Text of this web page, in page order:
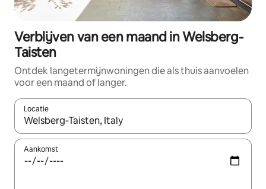
Verblijven van een maand in Welsberg-
Taisten
Ontdek langetermijnwoningen die als thuis aanvoelen
voor een maand of langer.
Locatie
Wanneer er resultaten beschikbaar zijn, maak je een keuze
Aankomst